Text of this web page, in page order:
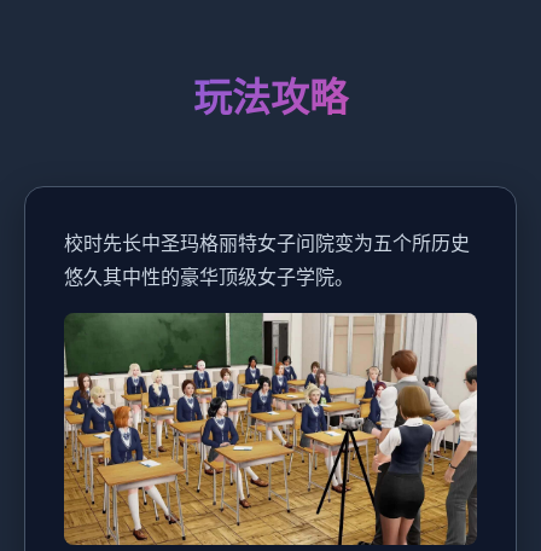
玩法攻略
校时先长中圣玛格丽特女子问院变为五个所历史
悠久其中性的豪华顶级女子学院。